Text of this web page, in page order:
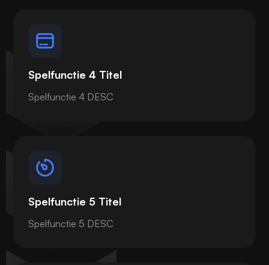
Spelfunctie 4 Titel
Spelfunctie 4 DESC
Spelfunctie 5 Titel
Spelfunctie 5 DESC